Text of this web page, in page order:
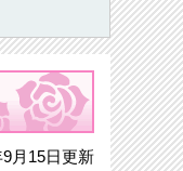
月15日更新